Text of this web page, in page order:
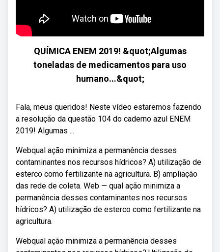
QUÍMICA ENEM 2019! &quot;Algumas
toneladas de medicamentos para uso
humano...&quot;
Fala, meus queridos! Neste vídeo estaremos fazendo
a resolução da questão 104 do caderno azul ENEM
2019! Algumas ...
Webqual ação minimiza a permanência desses
contaminantes nos recursos hídricos? A) utilização de
esterco como fertilizante na agricultura. B) ampliação
das rede de coleta. Web — qual ação minimiza a
permanência desses contaminantes nos recursos
hídricos? A) utilização de esterco como fertilizante na
agricultura.
Webqual ação minimiza a permanência desses